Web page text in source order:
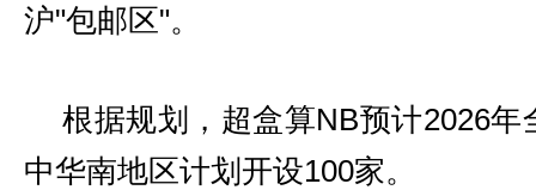
沪"包邮区"。
根据规划，超盒算NB预计2026
中华南地区计划开设100家。